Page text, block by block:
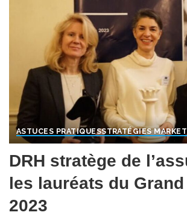
ASTUCES PRATIQUESSTRATÉGIES
DRH stratège de
les lauréats du
2023